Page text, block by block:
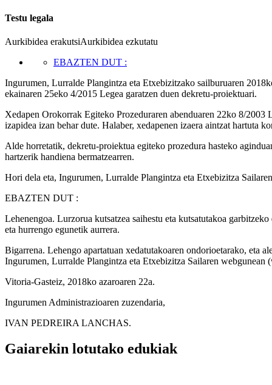
Testu legala
Aurkibidea erakutsiAurkibidea ezkutatu
EBAZTEN DUT :
Ingurumen, Lurralde Plangintza eta Etxebizitzako sailburuaren
ekainaren 25eko 4/2015 Legea garatzen duen dekretu-proiektuari.
Xedapen Orokorrak Egiteko Prozeduraren abenduaren 22ko 8/
izapidea izan behar dute. Halaber, xedapenen izaera aintzat hartuta
Alde horretatik, dekretu-proiektua egiteko prozedura hasteko
hartzerik handiena bermatzearren.
Hori dela eta, Ingurumen, Lurralde Plangintza eta Etxebizitza
EBAZTEN DUT :
Lehenengoa. Lurzorua kutsatzea saihestu eta kutsatutakoa
eta hurrengo egunetik aurrera.
Bigarrena. Lehengo apartatuan xedatutakoaren ondorioetarako, eta
Ingurumen, Lurralde Plangintza eta Etxebizitza Sailaren webgunean
Vitoria-Gasteiz, 2018ko azaroaren 22a.
Ingurumen Administrazioaren zuzendaria,
IVAN PEDREIRA LANCHAS.
Gaiarekin lotutako edukiak